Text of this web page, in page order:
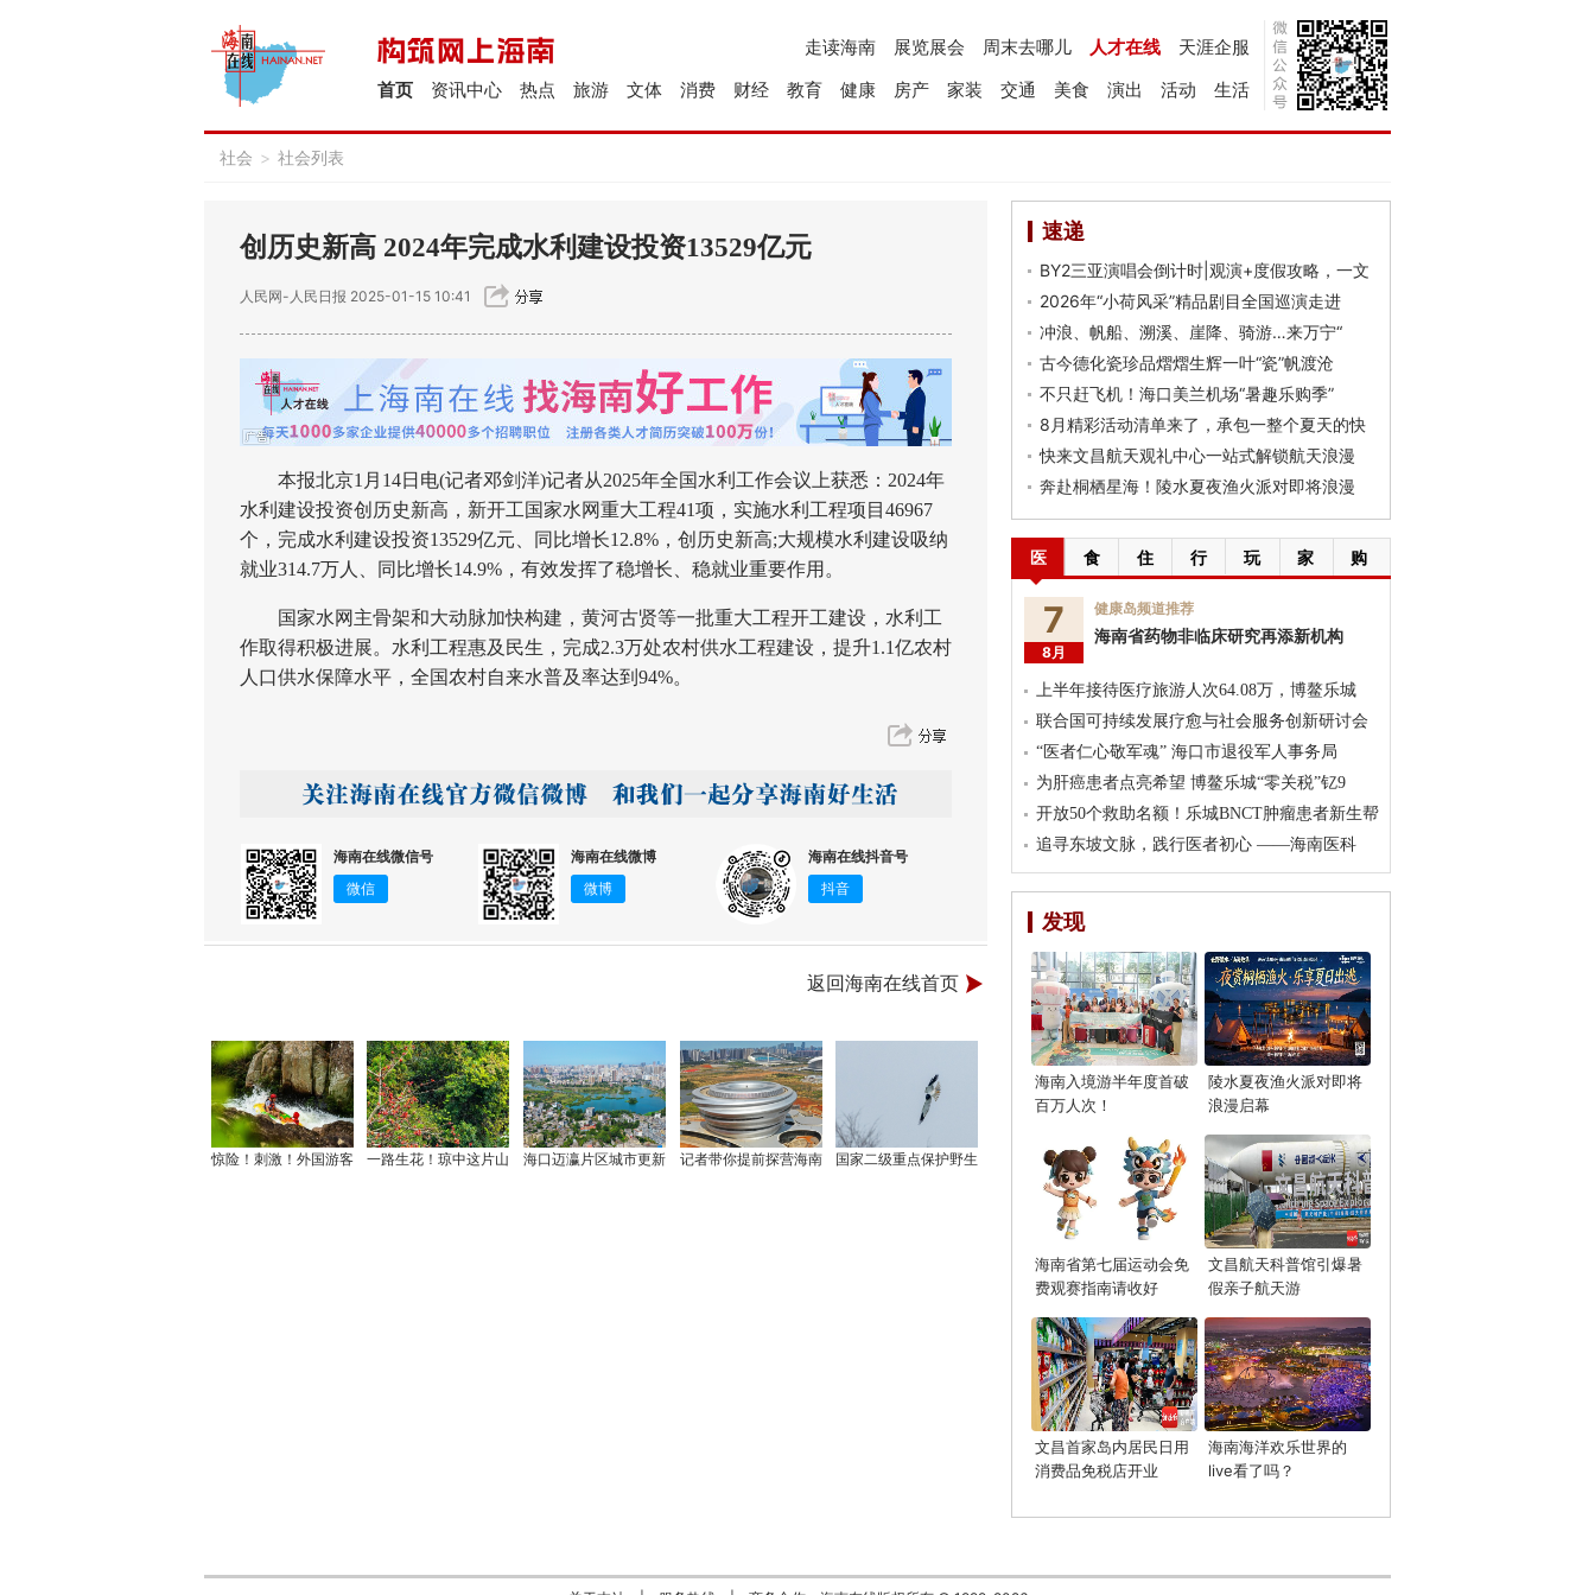
天涯企服
人才在线
周末去哪儿
展览展会
走读海南
生活
活动
演出
美食
交通
家装
房产
健康
教育
财经
消费
文体
旅游
热点
资讯中心
首页
社会 > 社会列表
创历史新高 2024年完成水利建设投资13529亿元
人民网-人民日报 2025-01-15 10:41
本报北京1月14日电(记者邓剑洋)记者从2025年全国水利工作会议上获悉：2024年
水利建设投资创历史新高，新开工国家水网重大工程41项，实施水利工程项目46967
个，完成水利建设投资13529亿元、同比增长12.8%，创历史新高;大规模水利建设吸纳
就业314.7万人、同比增长14.9%，有效发挥了稳增长、稳就业重要作用。
国家水网主骨架和大动脉加快构建，黄河古贤等一批重大工程开工建设，水利工
作取得积极进展。水利工程惠及民生，完成2.3万处农村供水工程建设，提升1.1亿农村
人口供水保障水平，全国农村自来水普及率达到94%。
海南在线微信号
微信
海南在线微博
微博
海南在线抖音号
抖音
返回海南在线首页
惊险！刺激！外国游客 一路生花！琼中这片山 海口迈瀛片区城市更新 记者带你提前探营海南 国家二级重点保护野生
速递
BY2三亚演唱会倒计时|观演+度假攻略，一文
2026年“小荷风采”精品剧目全国巡演走进
冲浪、帆船、溯溪、崖降、骑游…来万宁“
古今德化瓷珍品熠熠生辉一叶“瓷”帆渡沧
不只赶飞机！海口美兰机场“暑趣乐购季”
8月精彩活动清单来了，承包一整个夏天的快
快来文昌航天观礼中心一站式解锁航天浪漫
奔赴桐栖星海！陵水夏夜渔火派对即将浪漫
医 食 住 行 玩 家 购
7
8月
健康岛频道推荐
海南省药物非临床研究再添新机构
上半年接待医疗旅游人次64.08万，博鳌乐城
联合国可持续发展疗愈与社会服务创新研讨会
“医者仁心敬军魂” 海口市退役军人事务局
为肝癌患者点亮希望 博鳌乐城“零关税”钇9
开放50个救助名额！乐城BNCT肿瘤患者新生帮
追寻东坡文脉，践行医者初心 ——海南医科
发现
海南入境游半年度首破
百万人次！
陵水夏夜渔火派对即将
浪漫启幕
海南省第七届运动会免
费观赛指南请收好
文昌航天科普馆引爆暑
假亲子航天游
文昌首家岛内居民日用
消费品免税店开业
海南海洋欢乐世界的
live看了吗？